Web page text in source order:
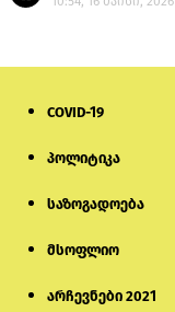
COVID-19
პოლიტიკა
საზოგადოება
მსოფლიო
არჩევნები 2021